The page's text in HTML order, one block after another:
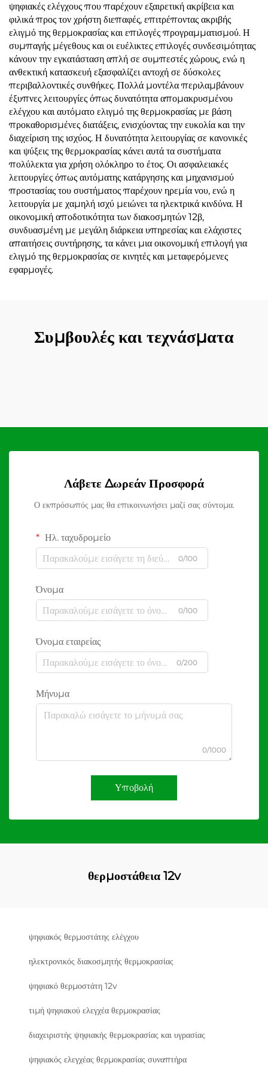
ψηφιακές ελέγχους που παρέχουν εξαιρετική ακρίβεια και
φιλικά προς τον χρήστη διεπαφές, επιτρέποντας ακριβής
ελιγμό της θερμοκρασίας και επιλογές προγραμματισμού. Η
συμπαγής μέγεθους και οι ευέλικτες επιλογές συνδεσιμότητας
κάνουν την εγκατάσταση απλή σε συμπεστές χώρους, ενώ η
ανθεκτική κατασκευή εξασφαλίζει αντοχή σε δύσκολες
περιβαλλοντικές συνθήκες. Πολλά μοντέλα περιλαμβάνουν
έξυπνες λειτουργίες όπως δυνατότητα απομακρυσμένου
ελέγχου και αυτόματο ελιγμό της θερμοκρασίας με βάση
προκαθορισμένες διατάξεις, ενισχύοντας την ευκολία και την
διαχείριση της ισχύος. Η δυνατότητα λειτουργίας σε κανονικές
και ψύξεις της θερμοκρασίας κάνει αυτά τα συστήματα
πολύλεκτα για χρήση ολόκληρο το έτος. Οι ασφαλειακές
λειτουργίες όπως αυτόματης κατάργησης και μηχανισμού
προστασίας του συστήματος παρέχουν ηρεμία νου, ενώ η
λειτουργία με χαμηλή ισχύ μειώνει τα ηλεκτρικά κινδύνα. Η
οικονομική αποδοτικότητα των διακοσμητών 12β,
συνδυασμένη με μεγάλη διάρκεια υπηρεσίας και ελάχιστες
απαιτήσεις συντήρησης, τα κάνει μια οικονομική επιλογή για
ελιγμό της θερμοκρασίας σε κινητές και μεταφερόμενες
εφαρμογές.
Συμβουλές και τεχνάσματα
Λάβετε Δωρεάν Προσφορά
Ο εκπρόσωπός μας θα επικοινωνήσει μαζί σας σύντομα.
Ηλ. ταχυδρομείο
0/100
Όνομα
0/100
Όνομα εταιρείας
0/200
Μήνυμα
0/1000
Υποβολή
θερμοστάθεια 12v
ψηφιακός θερμοστάτης ελέγχου
ηλεκτρονικός διακοσμητής θερμοκρασίας
ψηφιακό θερμοστάτη 12v
τιμή ψηφιακού ελεγχέα θερμοκρασίας
διαχειριστής ψηφιακής θερμοκρασίας και υγρασίας
ψηφιακός ελεγχέας θερμοκρασίας συναπτήρα